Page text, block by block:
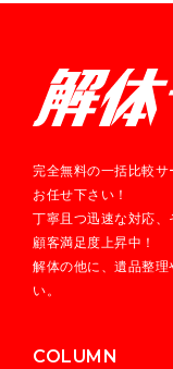
完全無料の一括比較
お任せ下さい！
丁寧且つ迅速な対応
顧客満足度上昇中！
解体の他に、遺品整
い。
COLUMN